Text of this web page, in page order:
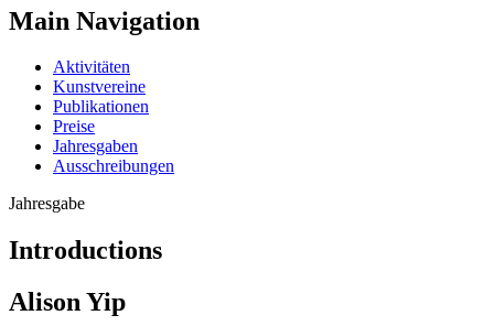
Main Navigation
Aktivitäten
Kunstvereine
Publikationen
Preise
Jahresgaben
Ausschreibungen
Jahresgabe
Introductions
Alison Yip